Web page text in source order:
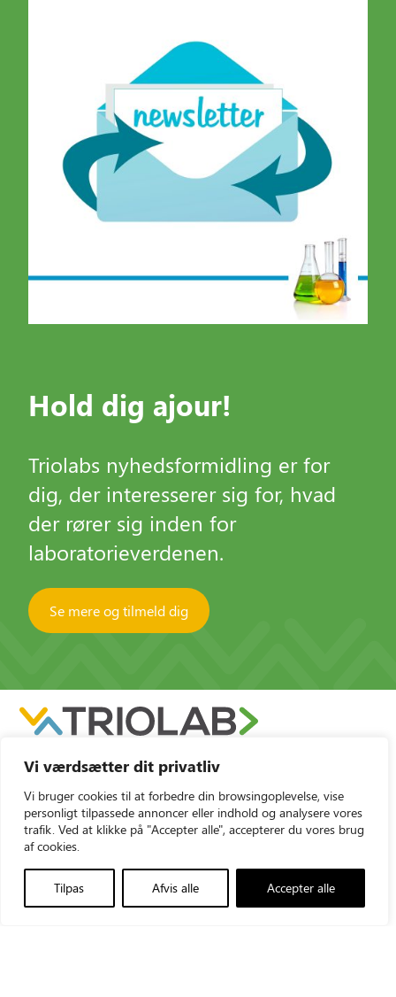
Vi værdsætter dit privatliv
Vi bruger cookies til at forbedre din browsingoplevelse, vise
personligt tilpassede annoncer eller indhold og analysere vores
trafik. Ved at klikke på "Accepter alle", accepterer du vores brug
af cookies.
Tilpas Afvis alle Accepter alle
Hold dig ajour!
Triolabs nyhedsformidling er for
dig, der interesserer sig for, hvad
der rører sig inden for
laboratorieverdenen.
Se mere og tilmeld dig
Vallensbækvej 35
triolab@triolab.dk